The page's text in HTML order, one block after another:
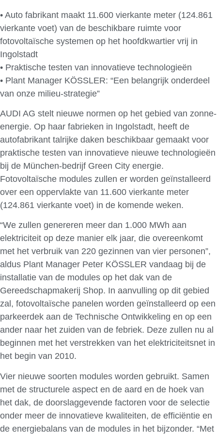
• Auto fabrikant maakt 11.600 vierkante meter (124.861
vierkante voet) van de beschikbare ruimte voor
fotovoltaïsche systemen op het hoofdkwartier vrij in
Ingolstadt
• Praktische testen van innovatieve technologieën
• Plant Manager KÖSSLER: “Een belangrijk onderdeel
van onze milieu-strategie”
AUDI AG stelt nieuwe normen op het gebied van zonne-
energie. Op haar fabrieken in Ingolstadt, heeft de
autofabrikant talrijke daken beschikbaar gemaakt voor
praktische testen van innovatieve nieuwe technologieën
bij de München-bedrijf Green City energie.
Fotovoltaïsche modules zullen er worden geïnstalleerd
over een oppervlakte van 11.600 vierkante meter
(124.861 vierkante voet) in de komende weken.
“We zullen genereren meer dan 1.000 MWh aan
elektriciteit op deze manier elk jaar, die overeenkomt
met het verbruik van 220 gezinnen van vier personen”,
aldus Plant Manager Peter KÖSSLER vandaag bij de
installatie van de modules op het dak van de
Gereedschapmakerij Shop. In aanvulling op dit gebied
zal, fotovoltaïsche panelen worden geïnstalleerd op een
parkeerdek aan de Technische Ontwikkeling en op een
ander naar het zuiden van de febriek. Deze zullen nu al
beginnen met het verstrekken van het elektriciteitsnet in
het begin van 2010.
Vier nieuwe soorten modules worden gebruikt. Samen
met de structurele aspect en de aard en de hoek van
het dak, de doorslaggevende factoren voor de selectie
onder meer de innovatieve kwaliteiten, de efficiëntie en
de energiebalans van de modules in het bijzonder. “Met